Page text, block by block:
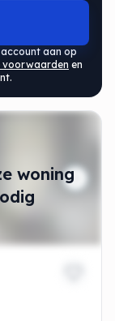
aan op
voorwaarden en
woning